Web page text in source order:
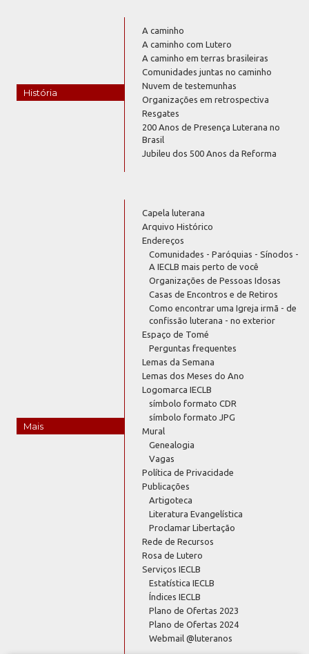
História
A caminho
A caminho com Lutero
A caminho em terras brasileiras
Comunidades juntas no caminho
Nuvem de testemunhas
Organizações em retrospectiva
Resgates
200 Anos de Presença Luterana no
Brasil
Jubileu dos 500 Anos da Reforma
Mais
Capela luterana
Arquivo Histórico
Endereços
Comunidades - Paróquias - Sínodos -
A IECLB mais perto de você
Organizações de Pessoas Idosas
Casas de Encontros e de Retiros
Como encontrar uma Igreja irmã - de
confissão luterana - no exterior
Espaço de Tomé
Perguntas frequentes
Lemas da Semana
Lemas dos Meses do Ano
Logomarca IECLB
símbolo formato CDR
símbolo formato JPG
Mural
Genealogia
Vagas
Política de Privacidade
Publicações
Artigoteca
Literatura Evangelística
Proclamar Libertação
Rede de Recursos
Rosa de Lutero
Serviços IECLB
Estatística IECLB
Índices IECLB
Plano de Ofertas 2023
Plano de Ofertas 2024
Webmail @luteranos